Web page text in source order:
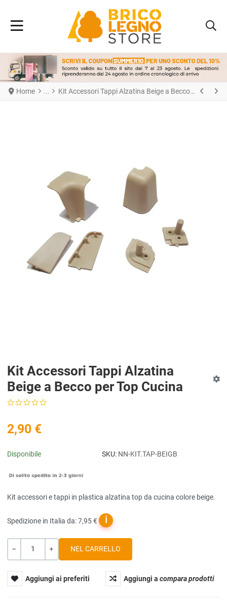
Home Kit Accessori Tappi Alzatina Beige a Becco per Top Cucina
Kit Accessori Tappi Alzatina
Beige a Becco per Top Cucina
2,90 €
Disponibile SKU: NN-KIT.TAP-BEIGB
Kit accessori e tappi in plastica alzatina top da cucina colore beige.
Spedizione in Italia da: 7,95 € ℹ
Quantità
Aggiungi ai preferiti Aggiungi acompara prodotti